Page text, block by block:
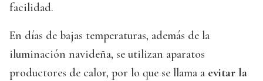
facilidad.
En días de bajas temperaturas, además de la
iluminación navideña, se utilizan aparatos
productores de calor, por lo que se llama a evitar la